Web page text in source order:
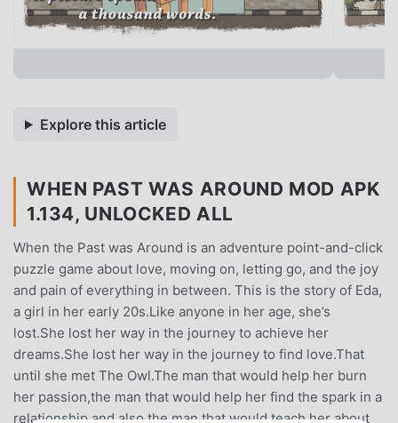
Explore this article
WHEN PAST WAS AROUND MOD APK
1.134, UNLOCKED ALL
When the Past was Around is an adventure point-and-click
puzzle game about love, moving on, letting go, and the joy
and pain of everything in between. This is the story of Eda,
a girl in her early 20s.Like anyone in her age, she’s
lost.She lost her way in the journey to achieve her
dreams.She lost her way in the journey to find love.That
until she met The Owl.The man that would help her burn
her passion,the man that would help her find the spark in a
relationship,and also the man that would teach her about